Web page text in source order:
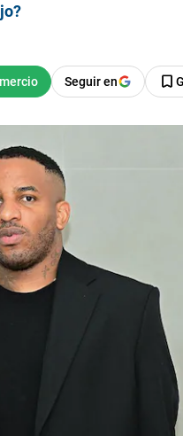
Seguir en